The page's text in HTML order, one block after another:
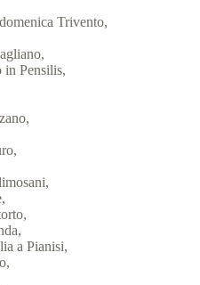
Trivento,
in Pensilis,
a Pianisi,